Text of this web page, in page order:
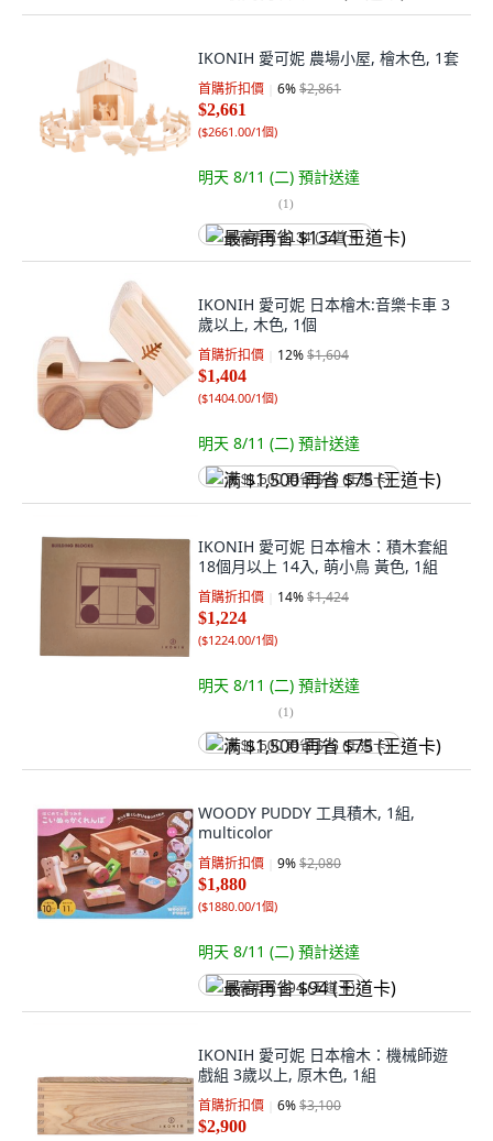
IKONIH 愛可妮 農場小屋, 檜木色, 1套
首購折扣價 6%$2,861
$2,661
($2661.00/1個)
明天 8/11 (二) 預計送達
(1)
最高再省 $134 (王道卡)
IKONIH 愛可妮 日本檜木:音樂卡車 3
歲以上, 木色, 1個
首購折扣價 12%$1,604
$1,404
($1404.00/1個)
明天 8/11 (二) 預計送達
满 $1,500 再省 $75 (王道卡)
IKONIH 愛可妮 日本檜木：積木套組
18個月以上 14入, 萌小鳥 黃色, 1組
首購折扣價 14%$1,424
$1,224
($1224.00/1個)
明天 8/11 (二) 預計送達
(1)
满 $1,500 再省 $75 (王道卡)
WOODY PUDDY 工具積木, 1組,
multicolor
首購折扣價 9%$2,080
$1,880
($1880.00/1個)
明天 8/11 (二) 預計送達
最高再省 $94 (王道卡)
IKONIH 愛可妮 日本檜木：機械師遊
戲組 3歲以上, 原木色, 1組
首購折扣價 6%$3,100
$2,900